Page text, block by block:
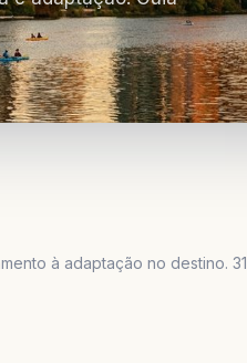
à adaptação no destino. 31